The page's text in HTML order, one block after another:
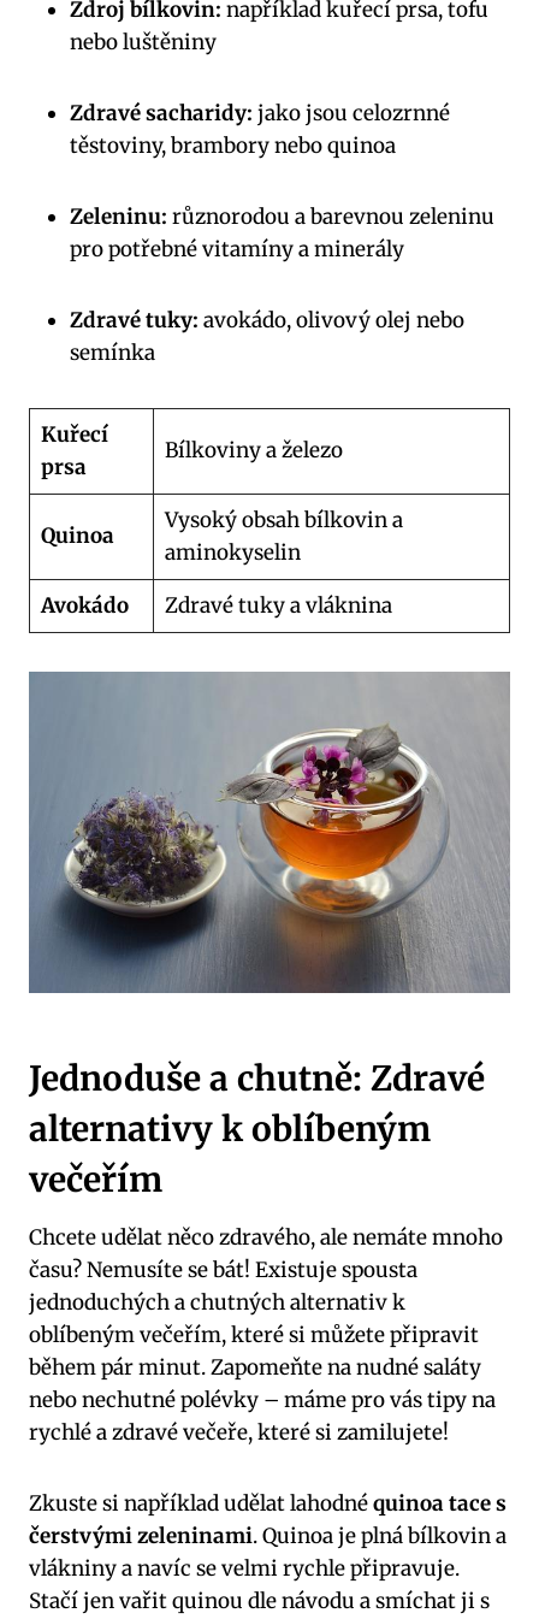
Zdroj bílkovin: například kuřecí prsa, tofu
nebo luštěniny
Zdravé sacharidy: jako jsou celozrnné
těstoviny, brambory nebo quinoa
Zeleninu: různorodou a barevnou zeleninu
pro potřebné vitamíny a minerály
Zdravé tuky: avokádo, olivový olej nebo
semínka
Kuřecí
prsa
Bílkoviny a železo
Quinoa
Vysoký obsah bílkovin a
aminokyselin
Avokádo
Zdravé tuky a vláknina
Jednoduše a chutně: Zdravé
alternativy k oblíbeným
večeřím
Chcete udělat něco zdravého, ale nemáte mnoho
času? Nemusíte se bát! Existuje spousta
jednoduchých a chutných alternativ k
oblíbeným večeřím, které si můžete připravit
během pár minut. Zapomeňte na nudné saláty
nebo nechutné polévky – máme pro vás tipy na
rychlé a zdravé večeře, které si zamilujete!
Zkuste si například udělat lahodnéquinoa tace s
čerstvými zeleninami. Quinoa je plná bílkovin a
vlákniny a navíc se velmi rychle připravuje.
Stačí jen vařit quinou dle návodu a smíchat ji s